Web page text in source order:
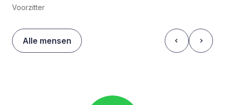
Voorzitter
Alle mensen